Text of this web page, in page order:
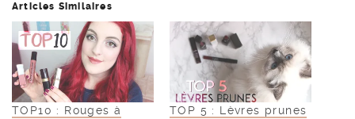
Articles Similaires
TOP10 : Rouges à
TOP 5 : Lèvres prunes